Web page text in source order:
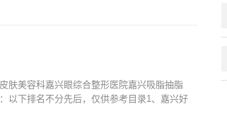
肤美容科嘉兴眼综合整形医院嘉兴吸脂抽脂
以下排名不分先后，仅供参考目录1、嘉兴好